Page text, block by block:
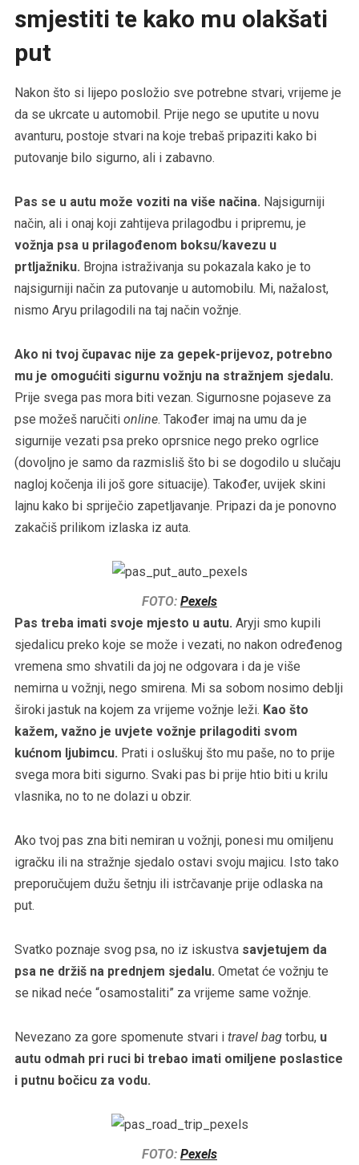
smjestiti te kako mu olakšati
put
Nakon što si lijepo posložio sve potrebne stvari, vrijeme je
da se ukrcate u automobil. Prije nego se uputite u novu
avanturu, postoje stvari na koje trebaš pripaziti kako bi
putovanje bilo sigurno, ali i zabavno.
Pas se u autu može voziti na više načina. Najsigurniji
način, ali i onaj koji zahtijeva prilagodbu i pripremu, je
vožnja psa u prilagođenom boksu/kavezu u
prtljažniku. Brojna istraživanja su pokazala kako je to
najsigurniji način za putovanje u automobilu. Mi, nažalost,
nismo Aryu prilagodili na taj način vožnje.
Ako ni tvoj čupavac nije za gepek-prijevoz, potrebno
mu je omogućiti sigurnu vožnju na stražnjem sjedalu.
Prije svega pas mora biti vezan. Sigurnosne pojaseve za
pse možeš naručiti online. Također imaj na umu da je
sigurnije vezati psa preko oprsnice nego preko ogrlice
(dovoljno je samo da razmisliš što bi se dogodilo u slučaju
nagloj kočenja ili još gore situacije). Također, uvijek skini
lajnu kako bi spriječio zapetljavanje. Pripazi da je ponovno
zakačiš prilikom izlaska iz auta.
FOTO: Pexels
Pas treba imati svoje mjesto u autu. Aryji smo kupili
sjedalicu preko koje se može i vezati, no nakon određenog
vremena smo shvatili da joj ne odgovara i da je više
nemirna u vožnji, nego smirena. Mi sa sobom nosimo deblji
široki jastuk na kojem za vrijeme vožnje leži. Kao što
kažem, važno je uvjete vožnje prilagoditi svom
kućnom ljubimcu. Prati i osluškuj što mu paše, no to prije
svega mora biti sigurno. Svaki pas bi prije htio biti u krilu
vlasnika, no to ne dolazi u obzir.
Ako tvoj pas zna biti nemiran u vožnji, ponesi mu omiljenu
igračku ili na stražnje sjedalo ostavi svoju majicu. Isto tako
preporučujem dužu šetnju ili istrčavanje prije odlaska na
put.
Svatko poznaje svog psa, no iz iskustva savjetujem da
psa ne držiš na prednjem sjedalu. Ometat će vožnju te
se nikad neće “osamostaliti” za vrijeme same vožnje.
Nevezano za gore spomenute stvari i travel bagtorbu, u
autu odmah pri ruci bi trebao imati omiljene poslastice
i putnu bočicu za vodu.
FOTO: Pexels